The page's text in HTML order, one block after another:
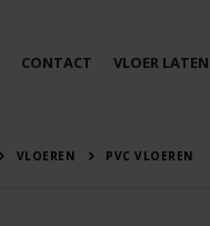
CONTACT VLOER
VLOEREN PVC VLOEREN